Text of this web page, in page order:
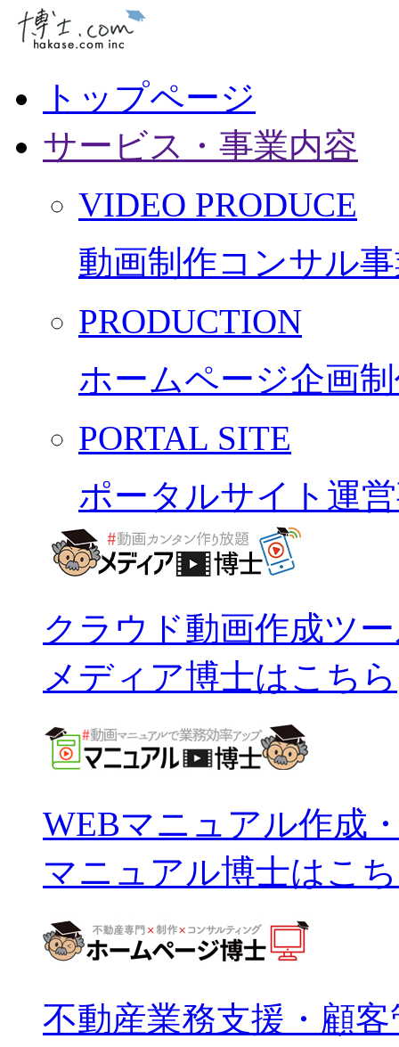
トップページ
サービス・事業内容
VIDEO PRODUCE
動画制作コンサル
PRODUCTION
ホームページ企画
PORTAL SITE
ポータルサイト運
クラウド動画作成ツ
メディア博士はこちら
WEBマニュアル作成
マニュアル博士はこ
不動産業務支援・顧客